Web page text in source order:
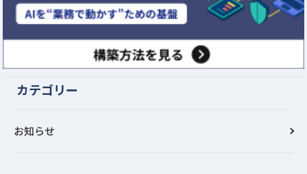
カテゴリー
お知らせ